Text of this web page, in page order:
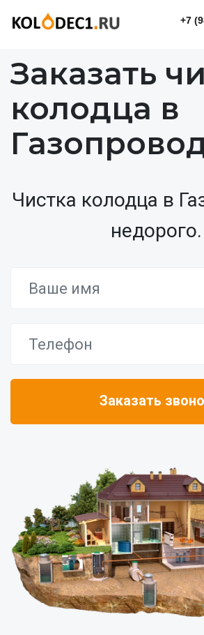
+7
Заказать
колодца в
Чистка колодца в
недорого.